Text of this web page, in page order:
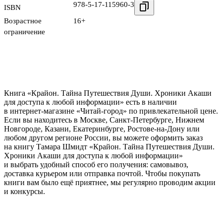
ISBN 978-5-17-115960-3
Возрастное
ограничение
16+
Книга «Крайон. Тайна Путешествия Души. Хроники Акаши
для доступа к любой информации» есть в наличии
в интернет-магазине «Читай-город» по привлекательной цене.
Если вы находитесь в Москве, Санкт-Петербурге, Нижнем
Новгороде, Казани, Екатеринбурге, Ростове-на-Дону или
любом другом регионе России, вы можете оформить заказ
на книгу Тамара Шмидт «Крайон. Тайна Путешествия Души.
Хроники Акаши для доступа к любой информации»
и выбрать удобный способ его получения: самовывоз,
доставка курьером или отправка почтой. Чтобы покупать
книги вам было ещё приятнее, мы регулярно проводим акции
и конкурсы.